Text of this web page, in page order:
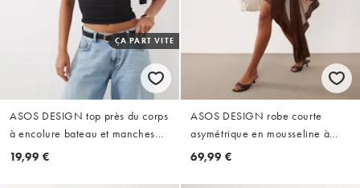
ÇA PART VITE
ASOS DESIGN top près du corps
à encolure bateau et manches
courtes chauve-souris noir
19,99 €
ASOS DESIGN robe courte
asymétrique en mousseline à
une épaule couleur chocolat
69,99 €